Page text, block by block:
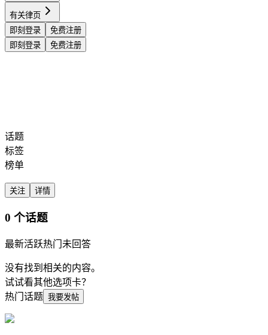
有关律页
即刻登录
免费注册
即刻登录
免费注册
搜索
话题
标签
榜单
关注 详情
0 个话题
最新活跃热门 未回答
没有找到相关的内容。
试试看其他选项卡？
热门话题 我要发帖